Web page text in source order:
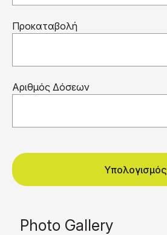
Προκαταβολή
Αριθμός Δόσεων
Υπολογισμός
Photo Gallery